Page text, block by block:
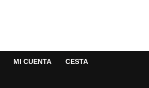
MI CUENTA
CESTA